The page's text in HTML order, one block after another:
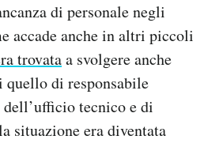
di personale negli
accade anche in altri piccoli
trovataa svolgere anche
di responsabile
tecnico e di
situazione era diventata